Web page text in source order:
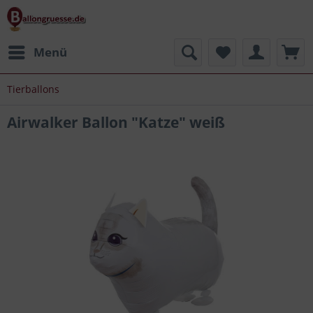
Menü
Tierballons
Airwalker Ballon "Katze" weiß